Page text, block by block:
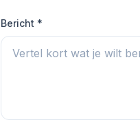
Bericht *